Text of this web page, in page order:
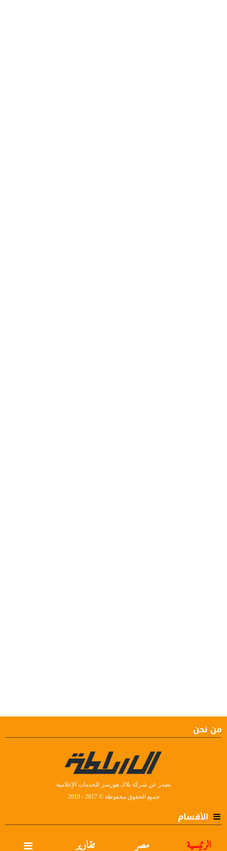
من نحن
تصدر عن شركة بلاك هورسز للخدمات الإعلامية
جميع الحقوق محفوظة © 2017 - 2019
الأقسام
الرئيسية مصر تقارير